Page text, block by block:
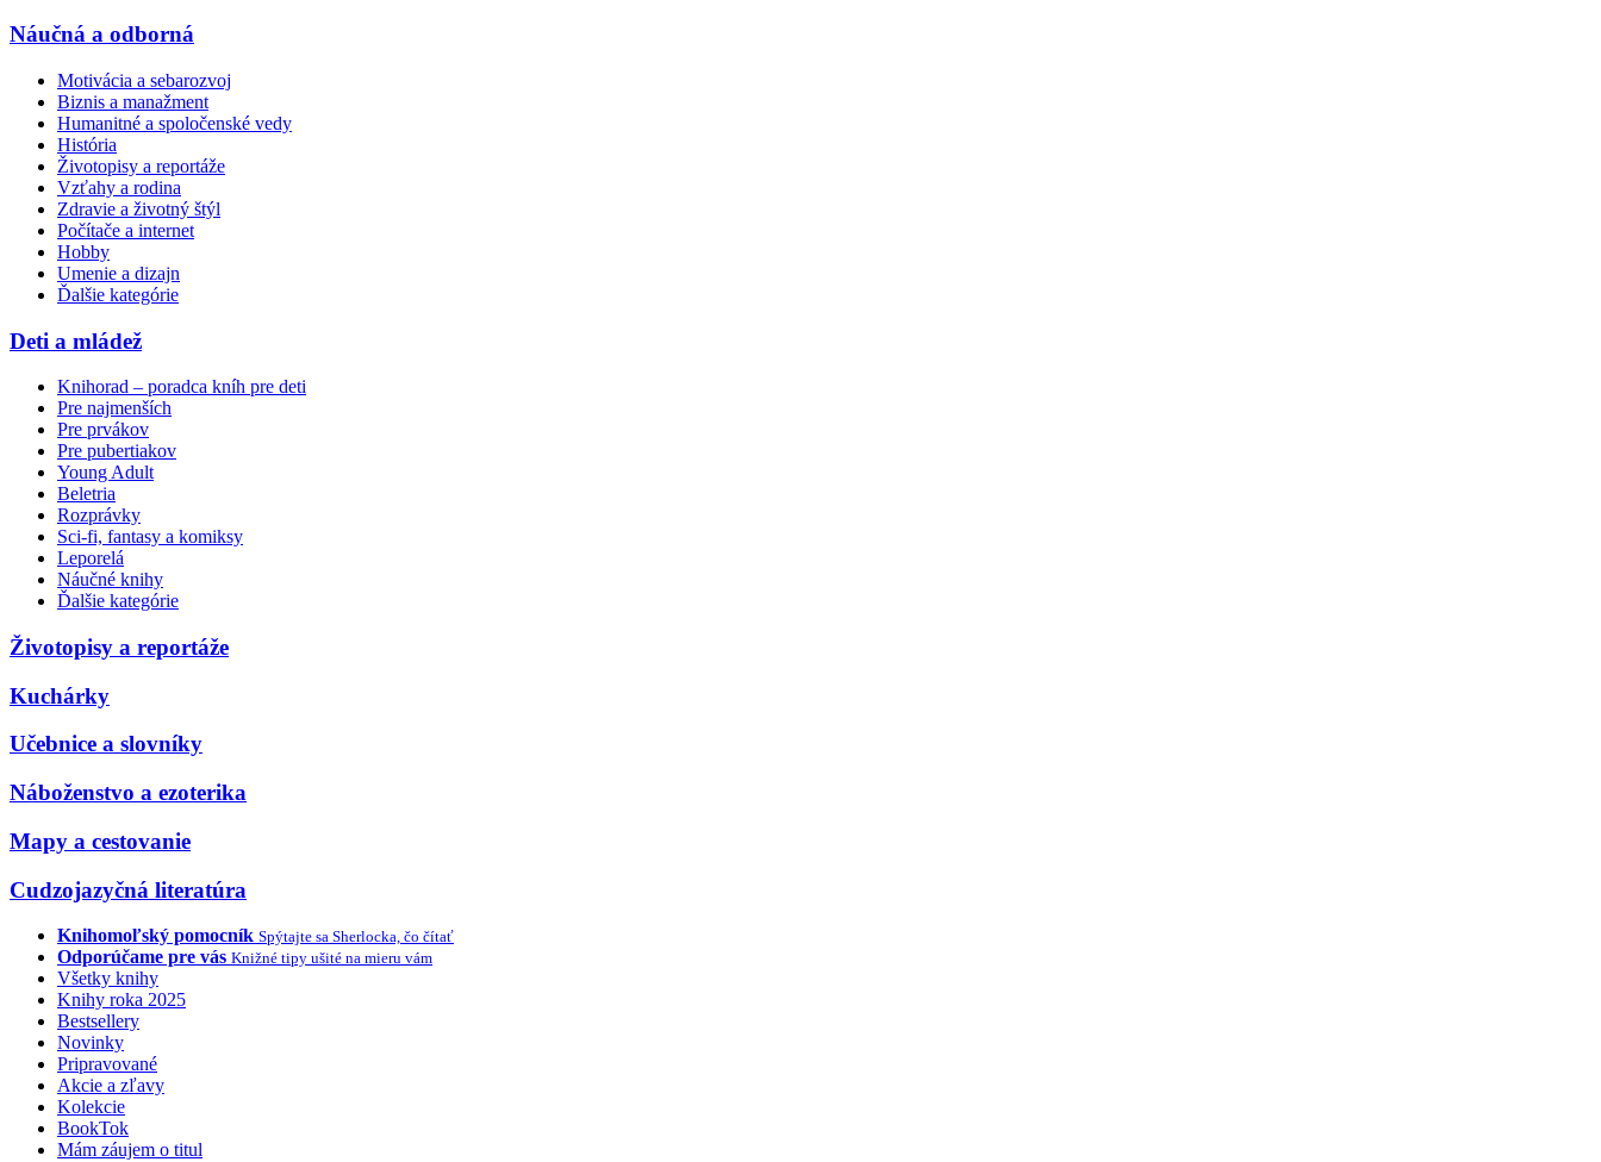
Náučná a odborná
Motivácia a sebarozvoj
Biznis a manažment
Humanitné a spoločenské vedy
História
Životopisy a reportáže
Vzťahy a rodina
Zdravie a životný štýl
Počítače a internet
Hobby
Umenie a dizajn
Ďalšie kategórie
Deti a mládež
Knihorad – poradca kníh pre deti
Pre najmenších
Pre prvákov
Pre pubertiakov
Young Adult
Beletria
Rozprávky
Sci-fi, fantasy a komiksy
Leporelá
Náučné knihy
Ďalšie kategórie
Životopisy a reportáže
Kuchárky
Učebnice a slovníky
Náboženstvo a ezoterika
Mapy a cestovanie
Cudzojazyčná literatúra
Knihomoľský pomocník Spýtajte sa Sherlocka, čo čítať
Odporúčame pre vás Knižné tipy ušité na mieru vám
Všetky knihy
Knihy roka 2025
Bestsellery
Novinky
Pripravované
Akcie a zľavy
Kolekcie
BookTok
Mám záujem o titul